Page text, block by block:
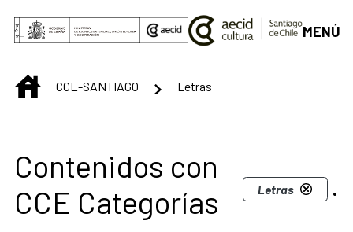
Saltar al contenido principal
MENÚ
INICIOCCE-SANTIAGO Letras
Centro Cultural de
Contenidos con
CCE Categorías
Letras .